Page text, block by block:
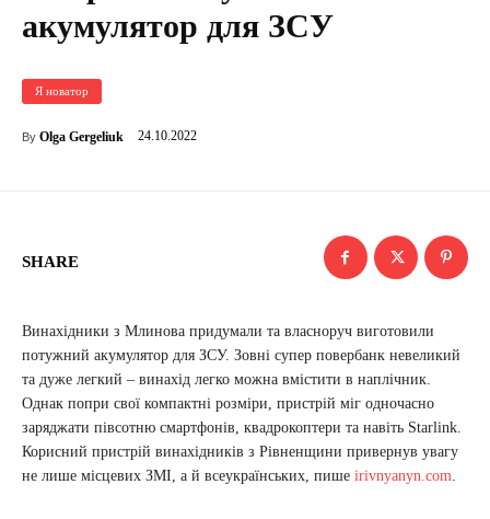
акумулятор для ЗСУ
Я новатор
By Olga Gergeliuk 24.10.2022
SHARE
Винахідники з Млинова придумали та власноруч виготовили
потужний акумулятор для ЗСУ. Зовні супер повербанк невеликий
та дуже легкий – винахід легко можна вмістити в наплічник.
Однак попри свої компактні розміри, пристрій міг одночасно
заряджати півсотню смартфонів, квадрокоптери та навіть Starlink.
Корисний пристрій винахідників з Рівненщини привернув увагу
не лише місцевих ЗМІ, а й всеукраїнських, пише irivnyanyn.com.